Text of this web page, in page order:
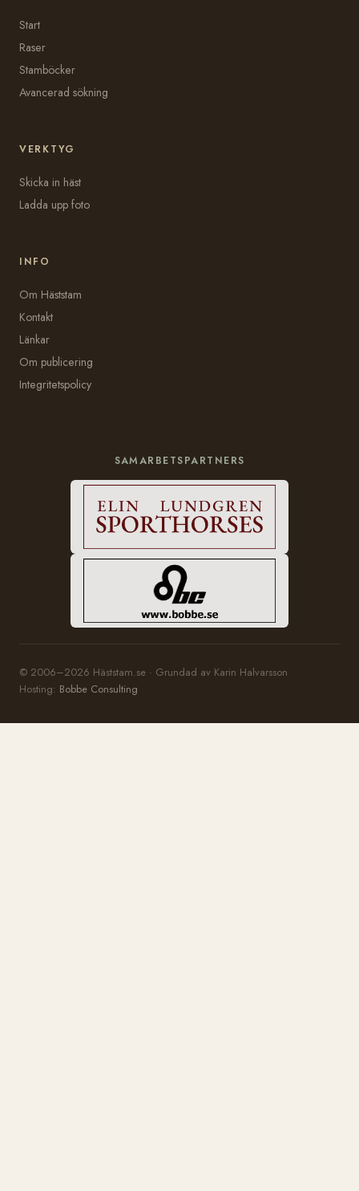
Start
Raser
Stamböcker
Avancerad sökning
VERKTYG
Skicka in häst
Ladda upp foto
INFO
Om Häststam
Kontakt
Länkar
Om publicering
Integritetspolicy
SAMARBETSPARTNERS
© 2006–2026 Häststam.se · Grundad av Karin Halvarsson
Hosting: Bobbe Consulting